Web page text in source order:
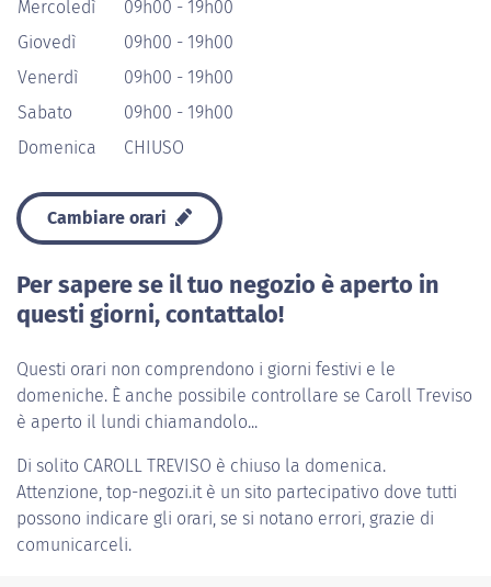
Mercoledì
09h00 - 19h00
Giovedì
09h00 - 19h00
Venerdì
09h00 - 19h00
Sabato
09h00 - 19h00
Domenica
CHIUSO
Cambiare orari
Per sapere se il tuo negozio è aperto in
questi giorni, contattalo!
Questi orari non comprendono i giorni festivi e le
domeniche. È anche possibile controllare se Caroll Treviso
è aperto il lundi chiamandolo...
Di solito CAROLL TREVISO è chiuso la domenica.
Attenzione, top-negozi.it è un sito partecipativo dove tutti
possono indicare gli orari, se si notano errori, grazie di
comunicarceli.